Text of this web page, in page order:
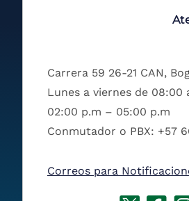
Carrera 59 26-21 CAN,
Lunes a viernes de 08:00
02:00 p.m – 05:00 p.m
Conmutador o PBX: +57
Correos para